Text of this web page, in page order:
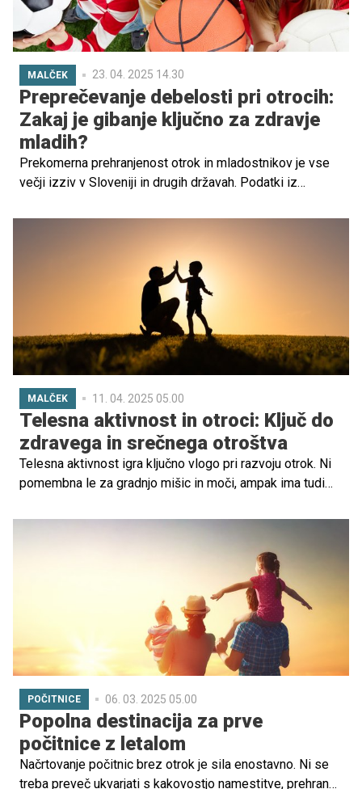
MALČEK 23. 04. 2025 14.30
Preprečevanje debelosti pri otrocih:
Zakaj je gibanje ključno za zdravje
mladih?
Prekomerna prehranjenost otrok in mladostnikov je vse
večji izziv v Sloveniji in drugih državah. Podatki iz
da delež prekomerno prehranjenih otrok in mladostnikov
četrtina otrok prekomerno prehranjenih (24,9 %).
MALČEK 11. 04. 2025 05.00
Telesna aktivnost in otroci: Ključ do
zdravega in srečnega otroštva
Telesna aktivnost igra ključno vlogo pri razvoju otrok. Ni
pomembna le za gradnjo mišic in moči, ampak ima tudi
Spodbujanje otroka k vsakodnevni telesni aktivnosti mu
POČITNICE 06. 03. 2025 05.00
Popolna destinacija za prve
počitnice z letalom
Načrtovanje počitnic brez otrok je sila enostavno. Ni se
treba preveč ukvarjati s kakovostjo namestitve, prehrano,